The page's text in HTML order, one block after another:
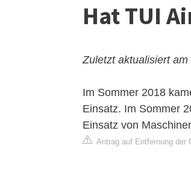
Hat TUI
Zuletzt aktualisiert
Im Sommer 2018
Einsatz. Im Sommer
Einsatz von
Antrag auf Entfernung der